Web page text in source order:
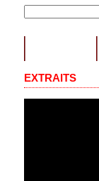
EXTRAITS